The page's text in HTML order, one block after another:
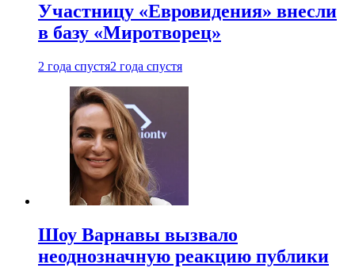
Участницу «Евровидения» внесли
в базу «Миротворец»
2 года спустя2 года спустя
Шоу Варнавы вызвало
неоднозначную реакцию публики